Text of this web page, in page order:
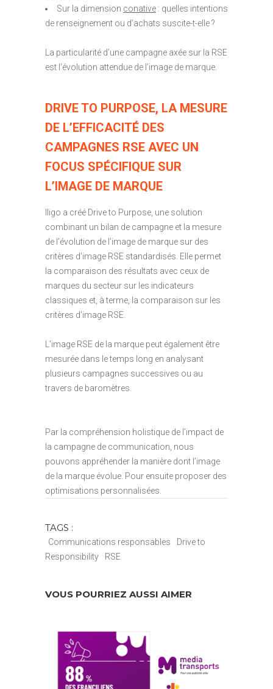
Sur la dimension conative : quelles intentions
de renseignement ou d’achats suscite-t-elle ?
La particularité d’une campagne axée sur la RSE
est l’évolution attendue de l’image de marque.
DRIVE TO PURPOSE, LA MESURE
DE L’EFFICACITÉ DES
CAMPAGNES RSE AVEC UN
FOCUS SPÉCIFIQUE SUR
L’IMAGE DE MARQUE
Iligo a créé Drive to Purpose, une solution
combinant un bilan de campagne et la mesure
de l’évolution de l’image de marque sur des
critères d’image RSE standardisés. Elle permet
la comparaison des résultats avec ceux de
marques du secteur sur les indicateurs
classiques et, à terme, la comparaison sur les
critères d’image RSE.
L’image RSE de la marque peut également être
mesurée dans le temps long en analysant
plusieurs campagnes successives ou au
travers de baromètres.
Par la compréhension holistique de l’impact de
la campagne de communication, nous
pouvons appréhender la manière dont l’image
de la marque évolue. Pour ensuite proposer des
optimisations personnalisées.
TAGS :
Communications responsables
Drive to
Responsibility
RSE
VOUS POURRIEZ AUSSI AIMER